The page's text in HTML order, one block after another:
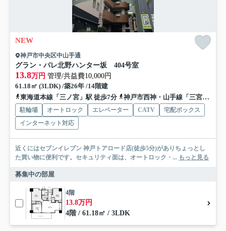
NEW
神戸市中央区中山手通
グラン・パレ北野ハンター坂 404号室
13.8万円 管理/共益費10,000円
61.18㎡ (3LDK) /築26年 /14階建
東海道本線「三ノ宮」駅 徒歩7分
神戸市西神・山手線「三宮」駅 徒歩5分
駐輪場 オートロック エレベーター CATV
宅配ボックス
インターネット対応
近くにはセブンイレブン 神戸トアロード店(徒歩5分)がありちょっとし
た買い物に便利です。セキュリティ面は、オートロック・... もっと見る
募集中の部屋
4階
13.8万円
4階 / 61.18㎡ / 3LDK